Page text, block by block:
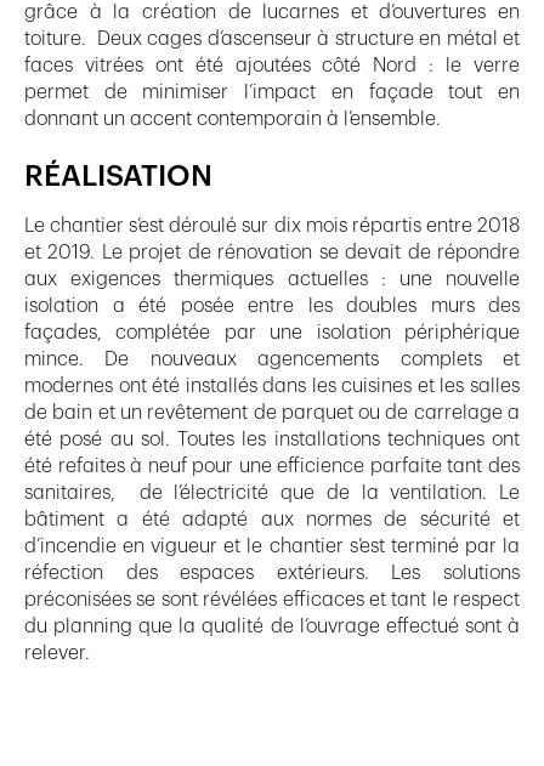
grâce à la création de lucarnes et d’ouvertures en
toiture. Deux cages d’ascenseur à structure en métal et
faces vitrées ont été ajoutées côté Nord : le verre
permet de minimiser l’impact en façade tout en
donnant un accent contemporain à l’ensemble.
RÉALISATION
Le chantier s’est déroulé sur dix mois répartis entre 2018
et 2019. Le projet de rénovation se devait de répondre
aux exigences thermiques actuelles : une nouvelle
isolation a été posée entre les doubles murs des
façades, complétée par une isolation périphérique
mince. De nouveaux agencements complets et
modernes ont été installés dans les cuisines et les salles
de bain et un revêtement de parquet ou de carrelage a
été posé au sol. Toutes les installations techniques ont
été refaites à neuf pour une efficience parfaite tant des
sanitaires, de l’électricité que de la ventilation. Le
bâtiment a été adapté aux normes de sécurité et
d’incendie en vigueur et le chantier s’est terminé par la
réfection des espaces extérieurs. Les solutions
préconisées se sont révélées efficaces et tant le respect
du planning que la qualité de l’ouvrage effectué sont à
relever.